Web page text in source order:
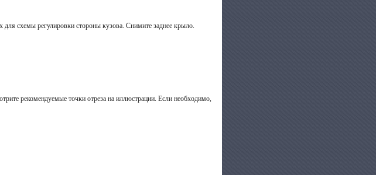
схемы регулировки стороны кузова. Снимите заднее крыло.
рекомендуемые точки отреза на иллюстрации. Если необходимо,